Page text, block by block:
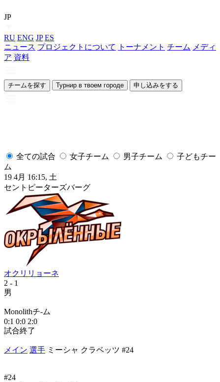
JP
RU ENG JP ES
ニュース プロジェクトについて トーナメント チーム メディ
ア 資料
チームを探す Турнир в твоем городе 申し込みをする
全ての試合 女子チーム 男子チーム
子どもチー
ム
19 4月 16:15, 土
セントピーターズバーグ
オクリリョーネ
2 - 1
男
Monolithチ-ム
0:1 0:0 2:0
試合終了
メイン 選手 ミーシャ クラベッツ #24
#24